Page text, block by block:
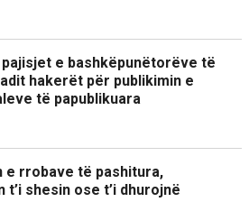
e bashkëpunëtorëve të
hakerët për publikimin e
të papublikuara
e rrobave të pashitura,
shesin ose t’i dhurojnë